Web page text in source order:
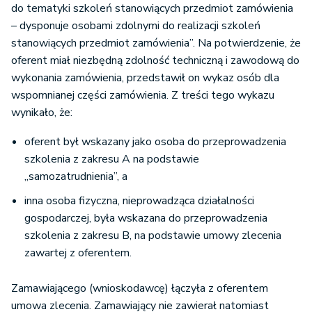
do tematyki szkoleń stanowiących przedmiot zamówienia
– dysponuje osobami zdolnymi do realizacji szkoleń
stanowiących przedmiot zamówienia”. Na potwierdzenie, że
oferent miał niezbędną zdolność techniczną i zawodową do
wykonania zamówienia, przedstawił on wykaz osób dla
wspomnianej części zamówienia. Z treści tego wykazu
wynikało, że:
oferent był wskazany jako osoba do przeprowadzenia
szkolenia z zakresu A na podstawie
„samozatrudnienia”, a
inna osoba fizyczna, nieprowadząca działalności
gospodarczej, była wskazana do przeprowadzenia
szkolenia z zakresu B, na podstawie umowy zlecenia
zawartej z oferentem.
Zamawiającego (wnioskodawcę) łączyła z oferentem
umowa zlecenia. Zamawiający nie zawierał natomiast